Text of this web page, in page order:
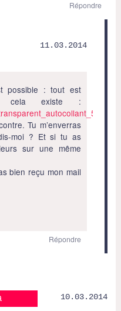
Répondre
11.03.2014
possible : tout est
cela existe :
Tu m’enverras
moi ? Et si tu as
sur une même
bien reçu mon mail
Répondre
10.03.2014